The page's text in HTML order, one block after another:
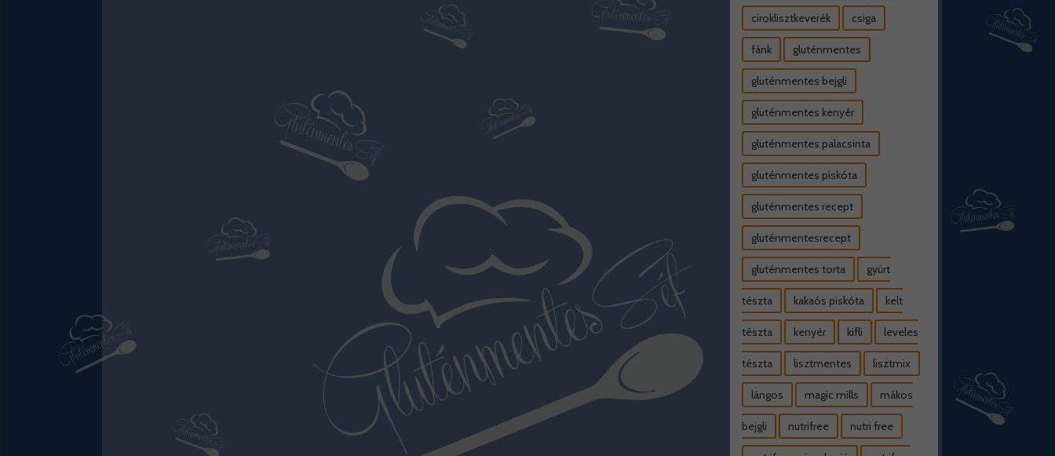
ciroklisztkeverék csiga
fánk gluténmentes
gluténmentes bejgli
gluténmentes kenyér
gluténmentes palacsinta
gluténmentes piskóta
gluténmentes recept
gluténmentesrecept
gluténmentes torta gyúrt
tészta kakaós piskóta kelt
tészta kenyér kifli leveles
tészta lisztmentes lisztmix
lángos magic mills mákos
bejgli nutrifree nutri free